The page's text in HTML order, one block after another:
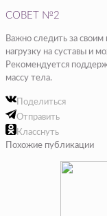
СОВЕТ №2
Важно следить за
нагрузку на суставы и
Рекомендуется
массу тела.
Поделиться
Отправить
Класснуть
Похожие публикации